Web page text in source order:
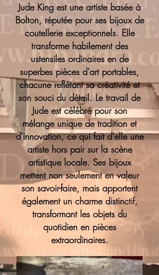
Jude King est une artiste basée à
Bolton, réputée pour ses bijoux de
coutellerie exceptionnels. Elle
transforme habilement des
ustensiles ordinaires en de
superbes pièces d'art portables,
chacune reflétant sa créativité et
son souci du détail. Le travail de
Jude est célébré pour son
mélange unique de tradition et
d'innovation, ce qui fait d'elle une
artiste hors pair sur la scène
artistique locale. Ses bijoux
mettent non seulement en valeur
son savoir-faire, mais apportent
également un charme distinctif,
transformant les objets du
quotidien en pièces
extraordinaires.